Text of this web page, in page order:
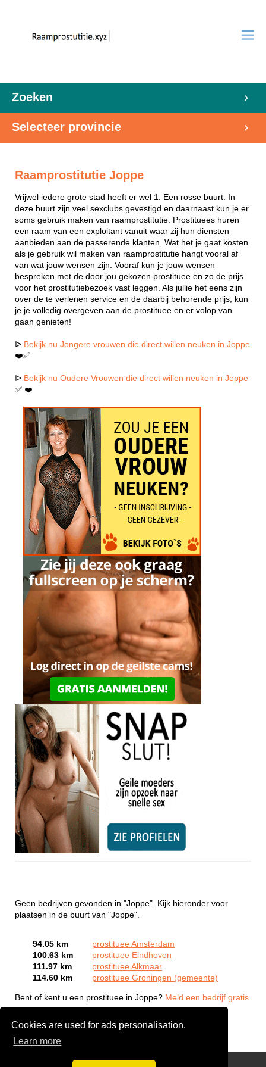
Cookies are used for ads personalisation.
Learn more
Zoeken
Selecteer provincie
Raamprostitutie Joppe
Vrijwel iedere grote stad heeft er wel 1: Een rosse buurt. In
deze buurt zijn veel sexclubs gevestigd en daarnaast kun je er
soms gebruik maken van raamprostitutie. Prostituees huren
een raam van een exploitant vanuit waar zij hun diensten
aanbieden aan de passerende klanten. Wat het je gaat kosten
als je gebruik wil maken van raamprostitutie hangt vooral af
van wat jouw wensen zijn. Vooraf kun je jouw wensen
bespreken met de door jou gekozen prostituee en zo de prijs
voor het prostitutiebezoek vast leggen. Als jullie het eens zijn
over de te verlenen service en de daarbij behorende prijs, kun
je je volledig overgeven aan de prostituee en er volop van
gaan genieten!
ᐅ Bekijk nu Jongere vrouwen die direct willen neuken in Joppe
❤️✅
ᐅ Bekijk nu Oudere Vrouwen die direct willen neuken in Joppe
✅ ❤️
Geen bedrijven gevonden in "Joppe". Kijk hieronder voor
plaatsen in de buurt van "Joppe".
94.05 km
prostituee Amsterdam
100.63 km
prostituee Eindhoven
111.97 km
prostituee Alkmaar
114.60 km
prostituee Groningen (gemeente)
Bent of kent u een prostituee in Joppe? Meld een bedrijf gratis
aan